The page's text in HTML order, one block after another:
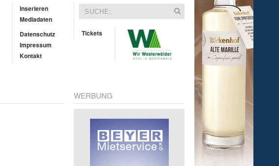
Inserieren
Mediadaten
Datenschutz
Impressum
Kontakt
Tickets
WERBUNG